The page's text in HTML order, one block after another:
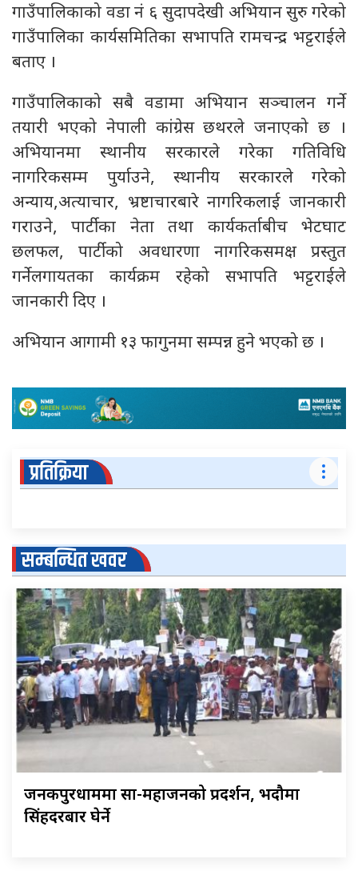
गाउँपालिकाको वडा नं ६ सुदापदेखी अभियान सुरु गरेको
गाउँपालिका कार्यसमितिका सभापति रामचन्द्र भट्टराईले
बताए ।
गाउँपालिकाको सबै वडामा अभियान सञ्चालन गर्ने
तयारी भएको नेपाली कांग्रेस छथरले जनाएको छ ।
अभियानमा स्थानीय सरकारले गरेका गतिविधि
नागरिकसम्म पुर्याउने, स्थानीय सरकारले गरेको
अन्याय,अत्याचार, भ्रष्टाचारबारे नागरिकलाई जानकारी
गराउने, पार्टीका नेता तथा कार्यकर्ताबीच भेटघाट
छलफल, पार्टीको अवधारणा नागरिकसमक्ष प्रस्तुत
गर्नेलगायतका कार्यक्रम रहेको सभापति भट्टराईले
जानकारी दिए ।
अभियान आगामी १३ फागुनमा सम्पन्न हुने भएको छ ।
प्रतिक्रिया
सम्बन्धित खवर
जनकपुरधाममा साहु-महाजनको प्रदर्शन, भदौमा
सिंहदरबार घेर्ने